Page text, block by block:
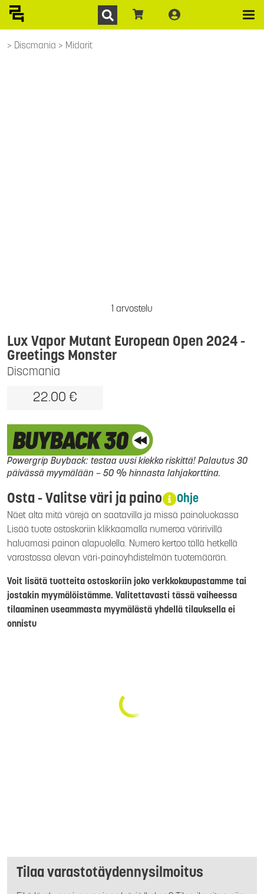
Discmania Midarit
1 arvostelu
Discmania
Lux Vapor Mutant European Open 2024 -
Greetings Monster
22.00 €
Powergrip Buyback: testaa uusi kiekko riskittä! Palautus 30
päivässä myymälään – 50 % hinnasta lahjakorttina.
Osta - Valitse väri ja paino Ohje
Näet alta mitä värejä on saatavilla ja missä painoluokassa
Lisää tuote ostoskoriin klikkaamalla numeroa väririvillä
haluamasi painon alapuolella. Numero kertoo tällä hetkellä
varastossa olevan väri-painoyhdistelmän tuotemäärän.
Voit lisätä tuotteita ostoskoriin joko verkkokaupastamme tai
jostakin myymälöistämme. Valitettavasti tässä vaiheessa
tilaaminen useammasta myymälästä yhdellä tilauksella ei
onnistu
Tilaa varastotäydennysilmoitus